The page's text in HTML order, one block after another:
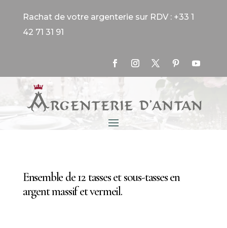
Rachat de votre argenterie sur RDV : +33 1
42 71 31 91
Ensemble de 12 tasses et sous-tasses en
argent massif et vermeil.